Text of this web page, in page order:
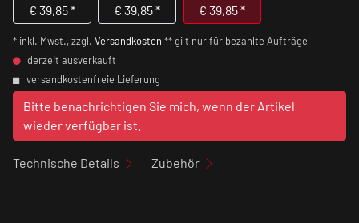
€ 39,85* € 39,85* € 39,85*
* inkl. Mwst., zzgl. Versandkosten ** gilt nur für bezahlte Aufträge
derzeit ausverkauft
versandkostenfreie Lieferung
Bitte benachrichtigen Sie mich, wenn der Artikel
wieder verfügbar ist.
Technische Details Zubehör